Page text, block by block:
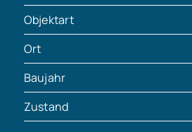
Objektart
Ort
Baujahr
Zustand